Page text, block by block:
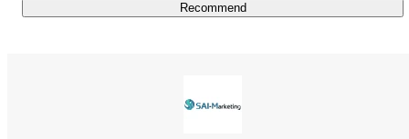
▍私たちの強み
利益をシェアするビジネスモデルの性質上、クライアント
Recommend